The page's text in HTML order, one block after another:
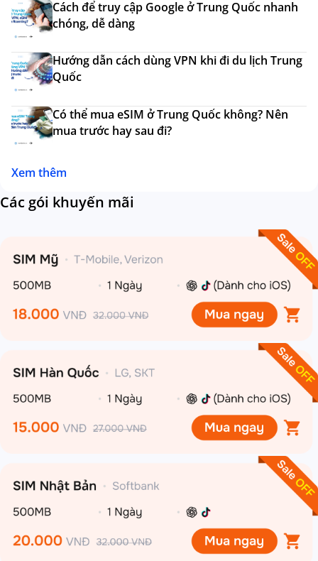
Cách để truy cập Google ở Trung Quốc nhanh
chóng, dễ dàng
Hướng dẫn cách dùng VPN khi đi du lịch Trung
Quốc
Có thể mua eSIM ở Trung Quốc không? Nên
mua trước hay sau đi?
Xem thêm
Các gói khuyến mãi